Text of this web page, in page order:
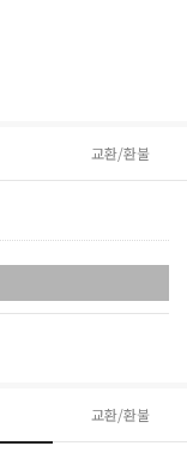
교환/환불
교환/환불